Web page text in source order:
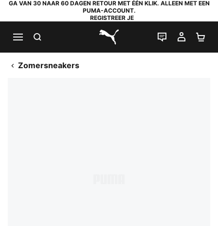
GA VAN 30 NAAR 60 DAGEN RETOUR MET ÉÉN KLIK. ALLEEN MET EEN
PUMA-ACCOUNT.
REGISTREER JE
PUMA.com
LIVE CHAT
MIJN
Zomersneakers